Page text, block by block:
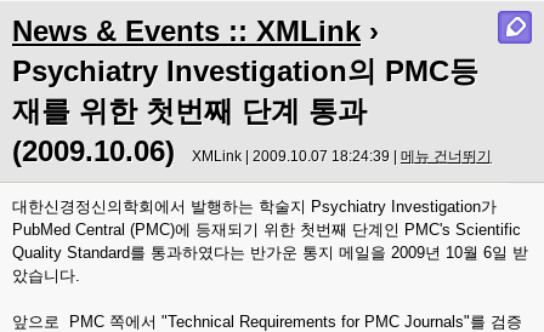
News & Events :: XMLink ›
Psychiatry Investigation의 PMC등
재를 위한 첫번째 단계 통과
(2009.10.06)
XMLink | 2009.10.07 18:24:39 | 메뉴 건너뛰기
대한신경정신의학회에서 발행하는 학술지 Psychiatry Investigation가
PubMed Central (PMC)에 등재되기 위한 첫번째 단계인 PMC's Scientific
Quality Standard를 통과하였다는 반가운 통지 메일을 2009년 10월 6일 받
았습니다.
앞으로 PMC 쪽에서 "Technical Requirements for PMC Journals"를 검증